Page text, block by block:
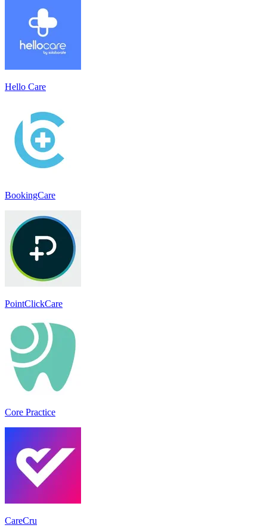
Hello Care
BookingCare
PointClickCare
Core Practice
CareCru